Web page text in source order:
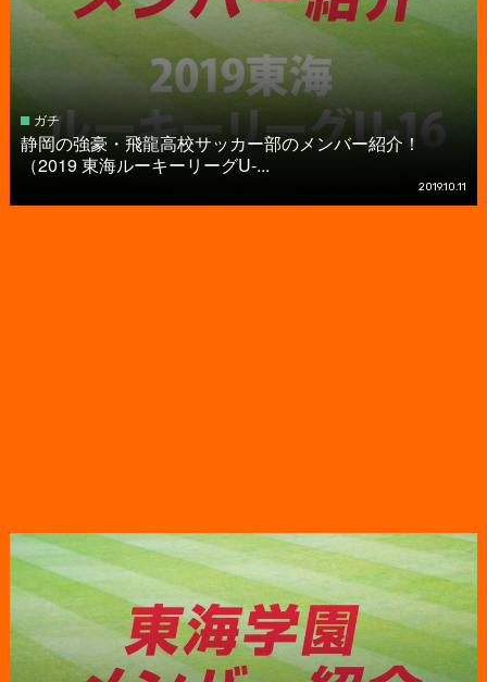
ガチ
静岡の強豪・飛龍高校サッカー部のメンバー紹介！
（2019 東海ルーキーリーグU-...
2019.10.11